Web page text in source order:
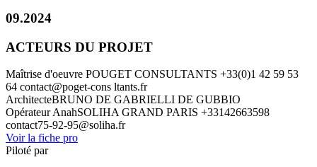
09.2024
ACTEURS DU PROJET
Maîtrise d'oeuvre POUGET CONSULTANTS +33(0)1 42 59 53
64 contact@poget-cons ltants.fr
ArchitecteBRUNO DE GABRIELLI DE GUBBIO
Opérateur AnahSOLIHA GRAND PARIS +33142663598
contact75-92-95@soliha.fr
Voir la fiche pro
Piloté par